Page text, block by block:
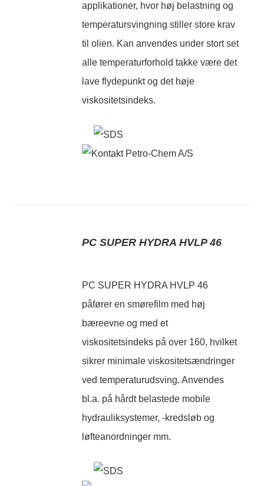
applikationer, hvor høj belastning og
temperatursvingning stiller store krav
til olien. Kan anvendes under stort set
alle temperaturforhold takke være det
lave flydepunkt og det høje
viskositetsindeks.
PC SUPER HYDRA HVLP 46
PC SUPER HYDRA HVLP 46
påfører en smørefilm med høj
bæreevne og med et
viskositetsindeks på over 160, hvilket
sikrer minimale viskositetsændringer
ved temperaturudsving. Anvendes
bl.a. på hårdt belastede mobile
hydrauliksystemer, -kredsløb og
løfteanordninger mm.